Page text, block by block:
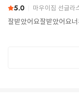
5.0 마우이짐 선글라
잘받았어요잘받았어요